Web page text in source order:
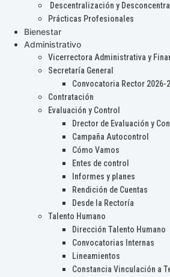
Descentralización y
Prácticas Profesionales
Bienestar
Administrativo
Vicerrectora Administrativa y
Secretaría General
Convocatoria Rector 2026-
Contratación
Evaluación y Control
Drector de Evaluación y
Campaña Autocontrol
Cómo Vamos
Entes de control
Informes y planes
Rendición de Cuentas
Desde la Rectoría
Talento Humano
Dirección Talento Humano
Convocatorias Internas
Lineamientos
Constancia Vinculación a